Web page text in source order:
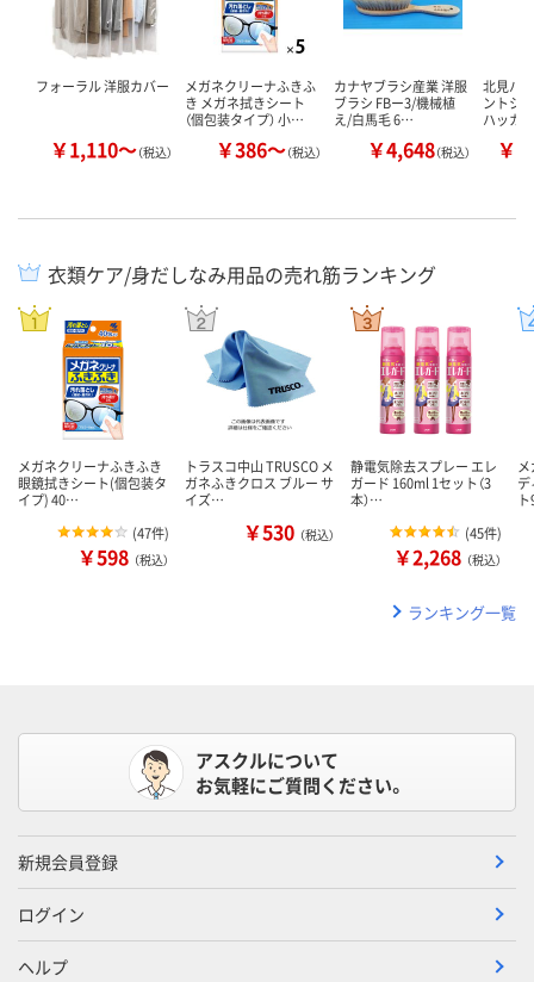
フォーラル 洋服カバー
￥1,110～（税込）
メガネクリーナふきふ
き メガネ拭きシート
（個包装タイプ） 小…
￥386～（税込）
カナヤブラシ産業 洋服
ブラシ FBー3/機械植
え/白馬毛 6…
￥4,648（税込）
北見ハ
ントシ
ハッカ
￥
衣類ケア/身だしなみ用品の売れ筋ランキング
メガネクリーナふきふき
眼鏡拭きシート(個包装タ
イプ) 40…
(47件)
￥598 （税込）
トラスコ中山 TRUSCO メ
ガネふきクロス ブルー サ
イズ…
￥530 （税込）
静電気除去スプレー エレ
ガード 160ml 1セット（3
本）…
(45件)
￥2,268 （税込）
ランキング一覧
アスクルについて
お気軽にご質問ください。
新規会員登録
ログイン
ヘルプ